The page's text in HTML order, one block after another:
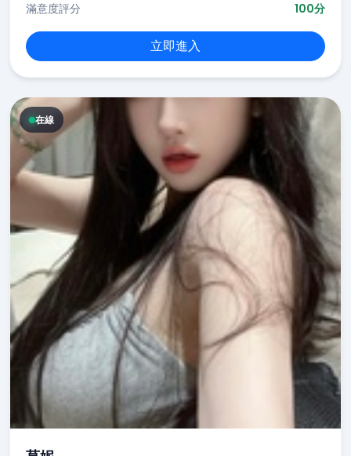
滿意度評分
100分
立即進入
在線